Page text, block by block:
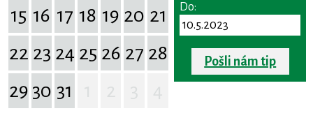
15 16 17 18 19 20 21
22 23 24 25 26 27 28
29 30 31
Do:
Pošli nám tip